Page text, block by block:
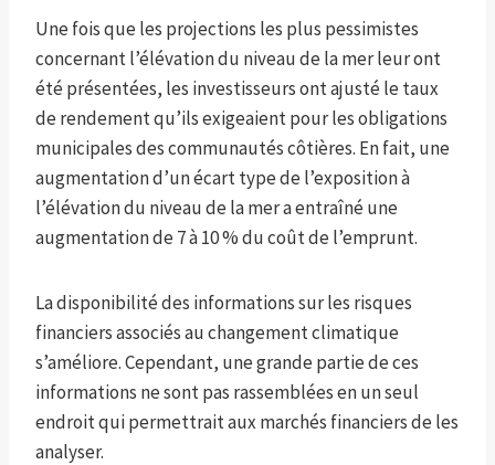
Une fois que les projections les plus pessimistes
concernant l’élévation du niveau de la mer leur ont
été présentées, les investisseurs ont ajusté le taux
de rendement qu’ils exigeaient pour les obligations
municipales des communautés côtières. En fait, une
augmentation d’un écart type de l’exposition à
l’élévation du niveau de la mer a entraîné une
augmentation de 7 à 10 % du coût de l’emprunt.
La disponibilité des informations sur les risques
financiers associés au changement climatique
s’améliore. Cependant, une grande partie de ces
informations ne sont pas rassemblées en un seul
endroit qui permettrait aux marchés financiers de les
analyser.